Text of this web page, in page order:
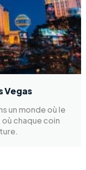
Vegas
un monde où le
chaque coin